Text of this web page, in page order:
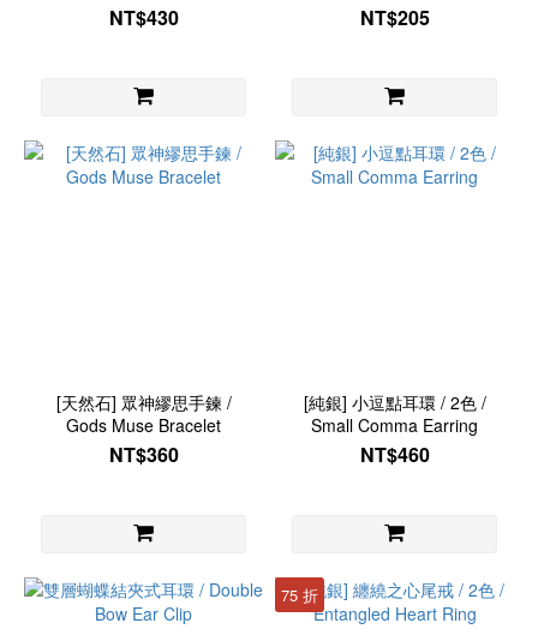
NT$430 NT$205
[天然石] 眾神繆思手鍊 /
Gods Muse Bracelet
NT$360
[純銀] 小逗點耳環 / 2色 /
Small Comma Earring
NT$460
75 折